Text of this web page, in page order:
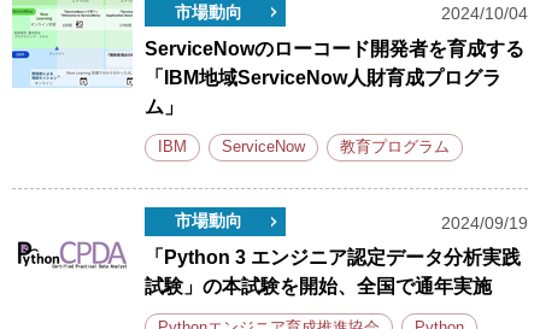
市場動向 2024/10/04
ServiceNowのローコード開発者を育成する
「IBM地域ServiceNow人財育成プログラ
ム」
IBM ServiceNow 教育プログラム
市場動向 2024/09/19
「Python 3 エンジニア認定データ分析実践
試験」の本試験を開始、全国で通年実施